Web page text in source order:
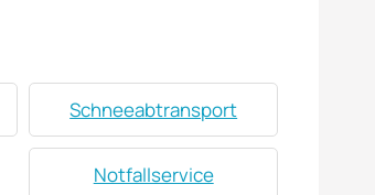
Schneeabtransport
Notfallservice